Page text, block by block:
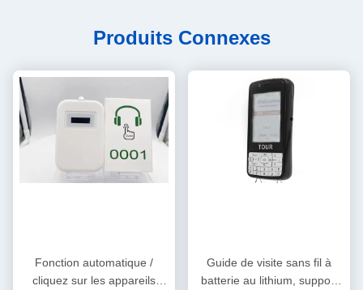
Produits Connexes
Fonction automatique /
cliquez sur les appareils
Guide de visite sans fil à
batterie au lithium, support